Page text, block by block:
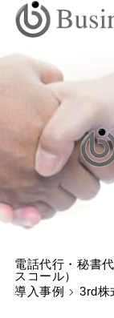
電話代行・秘書
スコール）
導入事例
3rd株